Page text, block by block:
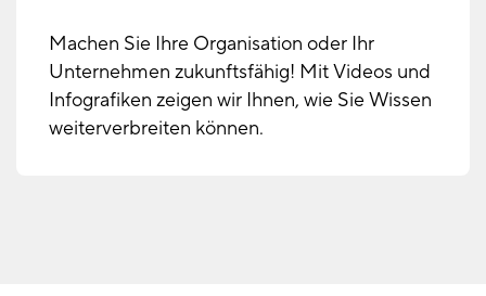
Machen Sie Ihre Organisation oder Ihr
Unternehmen zukunftsfähig! Mit Videos und
Infografiken zeigen wir Ihnen, wie Sie Wissen
weiterverbreiten können.